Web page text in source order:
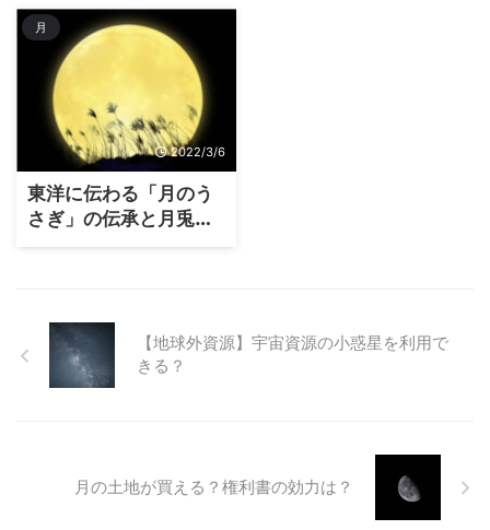
月
2022/3/6
東洋に伝わる「月のう
さぎ」の伝承と月兎の
形が出来た経緯
【地球外資源】宇宙資源の小惑星を利用で
きる？
月の土地が買える？権利書の効力は？